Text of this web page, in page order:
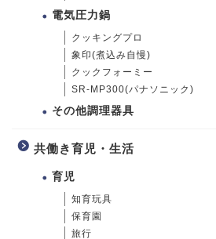
電気圧力鍋
クッキングプロ
象印(煮込み自慢)
クックフォーミー
SR-MP300(パナソニック)
その他調理器具
共働き育児・生活
育児
知育玩具
保育園
旅行